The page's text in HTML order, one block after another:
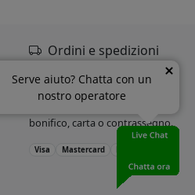
Ordini e spedizioni
Oltre il 90% delle spedizioni
entro 24h dall’ordine.
bonifico, carta o contrassegno.
Visa Mastercard
Serve aiuto? Chatta con un
nostro operatore